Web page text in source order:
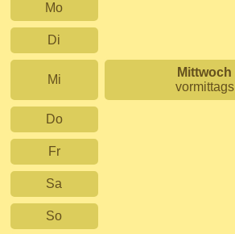
Mo
Di
Mi
Mittwoch
vormittags
Do
Fr
Sa
So